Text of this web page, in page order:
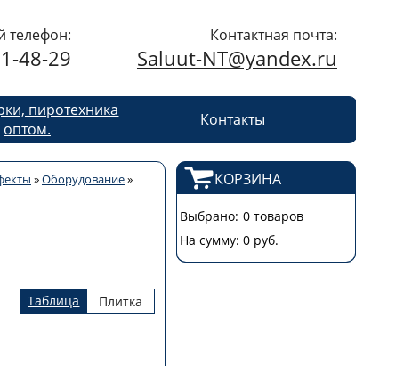
телефон:
48-29
Контактная почта:
Saluut-NT@yandex.ru
пиротехника
оптом.
Контакты
»Оборудование»
Таблица
Плитка
КОРЗИНА
Выбрано: 0 товаров
На сумму: 0 руб.